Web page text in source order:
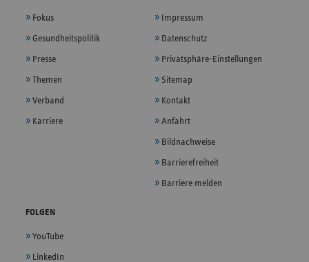
Fokus
Gesundheitspolitik
Presse
Themen
Verband
Karriere
Impressum
Datenschutz
Privatsphäre-Einstellungen
Sitemap
Kontakt
Anfahrt
Bildnachweise
Barrierefreiheit
Barriere melden
FOLGEN
YouTube
LinkedIn